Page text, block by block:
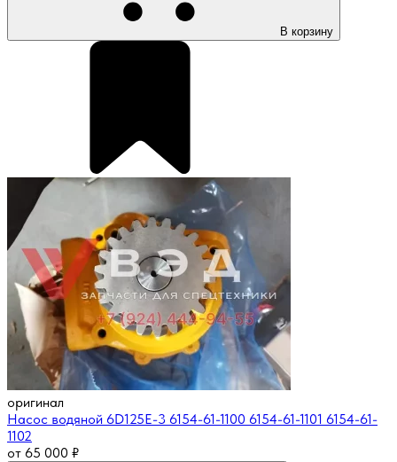
В корзину
оригинал
Насос водяной 6D125E-3 6154-61-1100 6154-61-1101 6154-61-
1102
от 65 000 ₽